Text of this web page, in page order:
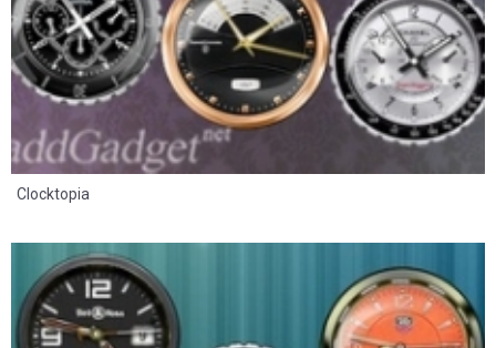
Clocktopia
8